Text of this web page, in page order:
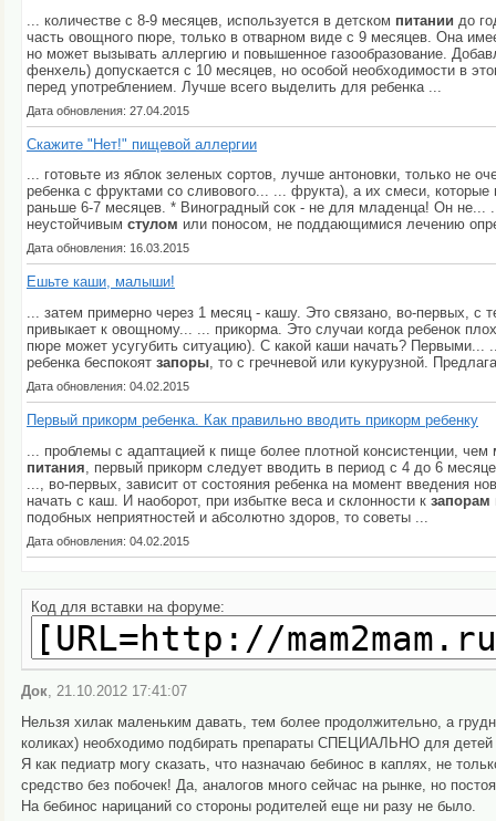
... количестве с 8-9 месяцев, используется в детском питании до
часть овощного пюре, только в отварном виде с 9 месяцев. Она
но может вызывать аллергию и повышенное газообразование.
фенхель) допускается с 10 месяцев, но особой необходимости в
перед употреблением. Лучше всего выделить для ребенка ...
Дата обновления: 27.04.2015
Скажите "Нет!" пищевой аллергии
... готовьте из яблок зеленых сортов, лучше антоновки, только не
ребенка с фруктами со сливового... ... фрукта), а их смеси,
раньше 6-7 месяцев. * Виноградный сок - не для младенца! Он не...
неустойчивым стулом или поносом, не поддающимися лечению
Дата обновления: 16.03.2015
Ешьте каши, малыши!
... затем примерно через 1 месяц - кашу. Это связано, во-первых, с
привыкает к овощному... ... прикорма. Это случаи когда ребенок
пюре может усугубить ситуацию). С какой каши начать? Первыми...
ребенка беспокоят запоры, то с гречневой или кукурузной.
Дата обновления: 04.02.2015
Первый прикорм ребенка. Как правильно вводить прикорм ребенку
... проблемы с адаптацией к пище более плотной консистенции,
питания , первый прикорм следует вводить в период с 4 до 6
..., во-первых, зависит от состояния ребенка на момент введения
начать с каш. И наоборот, при избытке веса и склонности к запорам
подобных неприятностей и абсолютно здоров, то советы ...
Дата обновления: 04.02.2015
Код для вставки на форуме:
Док , 21.10.2012 17:41:07
Нельзя хилак маленьким давать, тем более продолжительно, а
коликах) необходимо подбирать препараты СПЕЦИАЛЬНО для
Я как педиатр могу сказать, что назначаю бебинос в каплях, не
средство без побочек! Да, аналогов много сейчас на рынке, но
На бебинос нарицаний со стороны родителей еще ни разу не было.